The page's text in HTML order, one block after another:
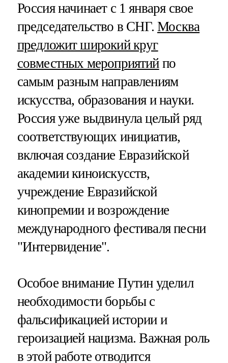
Россия начинает с 1 января свое
председательство в СНГ.Москва
предложит широкий круг
совместных мероприятийпо
самым разным направлениям
искусства, образования и науки.
Россия уже выдвинула целый ряд
соответствующих инициатив,
включая создание Евразийской
академии киноискусств,
учреждение Евразийской
кинопремии и возрождение
международного фестиваля песни
"Интервидение".
Особое внимание Путин уделил
необходимости борьбы с
фальсификацией истории и
героизацией нацизма. Важная роль
в этой работе отводится